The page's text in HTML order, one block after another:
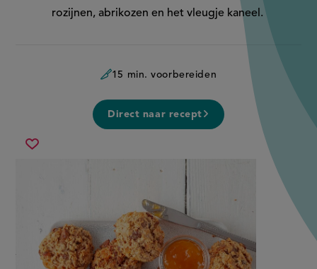
rozijnen, abrikozen en het vleugje kaneel.
15 min. voorbereiden
Direct naar recept
Sla
gevulde
kwarkbollen